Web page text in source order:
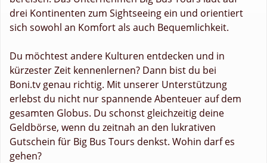
drei Kontinenten zum Sightseeing ein und orientiert
sich sowohl an Komfort als auch Bequemlichkeit.
Du möchtest andere Kulturen entdecken und in
kürzester Zeit kennenlernen? Dann bist du bei
Boni.tv genau richtig. Mit unserer Unterstützung
erlebst du nicht nur spannende Abenteuer auf dem
gesamten Globus. Du schonst gleichzeitig deine
Geldbörse, wenn du zeitnah an den lukrativen
Gutschein für Big Bus Tours denkst. Wohin darf es
gehen?